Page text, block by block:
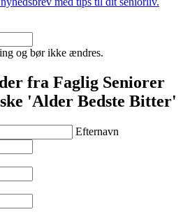
og bør ikke ændres.
fra Faglig Seniorer
'Alder Bedste Bitter'
Efternavn